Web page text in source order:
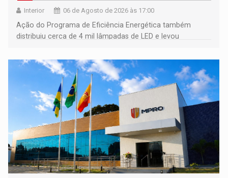
Interior 06 de Agosto de 2026 às 17:00
Ação do Programa de Eficiência Energética também
distribuiu cerca de 4 mil lâmpadas de LED e levou
comunidade